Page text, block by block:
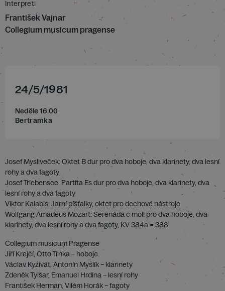
Interpreti
František Vajnar
Collegium musicum pragense
24/5/1981
Neděle 16.00
Bertramka
Josef Mysliveček: Oktet B dur pro dva hoboje, dva klarinety, dva lesní
rohy a dva fagoty
Josef Triebensee: Partita Es dur pro dva hoboje, dva klarinety, dva
lesní rohy a dva fagoty
Viktor Kalabis: Jarní píšťalky, oktet pro dechové nástroje
Wolfgang Amadeus Mozart: Serenáda c moll pro dva hoboje, dva
klarinety, dva lesní rohy a dva fagoty, KV 384a = 388
Collegium musicum Pragense
Jiří Krejčí, Otto Trnka – hoboje
Václav Kyzivát, Antonín Myslík – klarinety
Zdeněk Tylšar, Emanuel Hrdina – lesní rohy
František Herman, Vilém Horák – fagoty